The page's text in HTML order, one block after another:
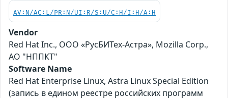
AV:N/AC:L/PR:N/UI:R/S:U/C:H/I:H/A:H
Vendor
Red Hat Inc., ООО «РусБИТех-Астра», Mozilla Corp.,
АО "НППКТ"
Software Name
Red Hat Enterprise Linux, Astra Linux Special Edition
(запись в едином реестре российских программ